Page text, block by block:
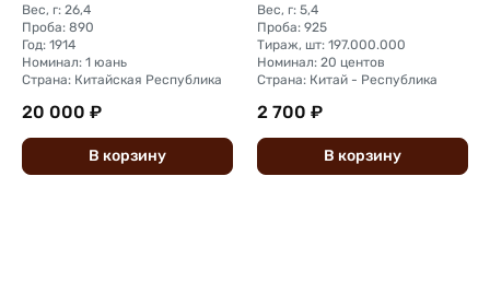
Вес, г: 26,4
Проба: 890
Год: 1914
Номинал: 1 юань
Страна: Китайская Республика
20 000 ₽
В корзину
Вес, г: 5,4
Проба: 925
Тираж, шт: 197.000.000
Номинал: 20 центов
Страна: Китай - Республика
2 700 ₽
В корзину